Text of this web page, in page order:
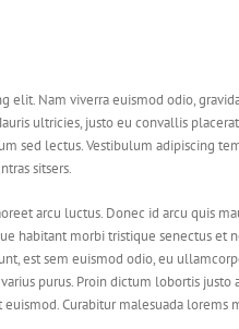
elit. Nam viverra euismod odio,
ultricies, justo eu convallis
sed lectus. Vestibulum adipiscing
sitsers.
arcu luctus. Donec id arcu quis
habitant morbi tristique senectus et
est sem euismod odio, eu
purus. Proin dictum lobortis
Curabitur malesuada